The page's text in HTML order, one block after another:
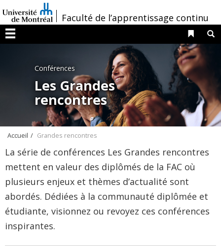
au
contenu
/Faculté de l’apprentissage continu
Menu
Liens
Conférences
Les Grandes
rencontres
Accueil Grandes rencontres
La série de conférences Les Grandes rencontres
mettent en valeur des diplômés de la FAC où
plusieurs enjeux et thèmes d’actualité sont
abordés. Dédiées à la communauté diplômée et
étudiante, visionnez ou revoyez ces conférences
inspirantes.